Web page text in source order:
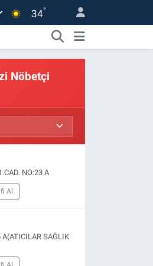
34°
Nöbetçi
NO:23 A
Al
A(ATICILAR SAĞLIK